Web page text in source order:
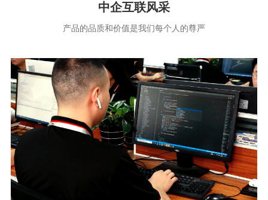
中企互联风采
产品的品质和价值是我们每个人的尊严